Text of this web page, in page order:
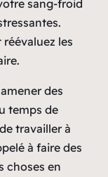
sang-froid
les
des
temps de
travailler à
à faire des
choses en